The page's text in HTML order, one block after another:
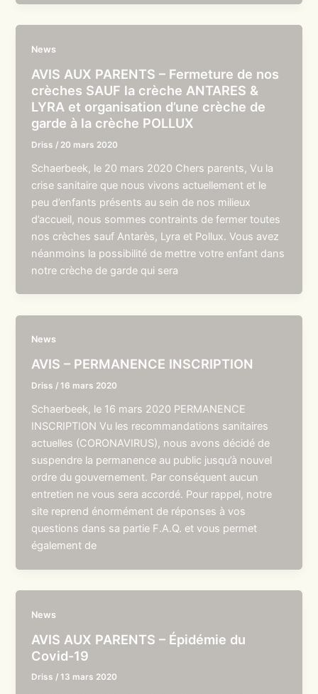
News
AVIS AUX PARENTS – Fermeture de nos
crèches SAUF la crèche ANTARES &
LYRA et organisation d’une crèche de
garde à la crèche POLLUX
Driss / 20 mars 2020
Schaerbeek, le 20 mars 2020 Chers parents, Vu la
crise sanitaire que nous vivons actuellement et le
peu d’enfants présents au sein de nos milieux
d’accueil, nous sommes contraints de fermer toutes
nos crèches sauf Antarès, Lyra et Pollux. Vous avez
néanmoins la possibilité de mettre votre enfant dans
notre crèche de garde qui sera
News
AVIS – PERMANENCE INSCRIPTION
Driss /16 mars 2020
Schaerbeek, le 16 mars 2020 PERMANENCE
INSCRIPTION Vu les recommandations sanitaires
actuelles (CORONAVIRUS), nous avons décidé de
suspendre la permanence au public jusqu’à nouvel
ordre du gouvernement. Par conséquent aucun
entretien ne vous sera accordé. Pour rappel, notre
site reprend énormément de réponses à vos
questions dans sa partie F.A.Q. et vous permet
également de
News
AVIS AUX PARENTS – Épidémie du
Covid-19
Driss /13 mars 2020